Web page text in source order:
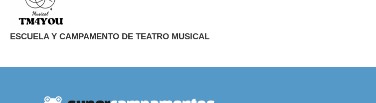
ESCUELA Y CAMPAMENTO DE TEATRO MUSICAL